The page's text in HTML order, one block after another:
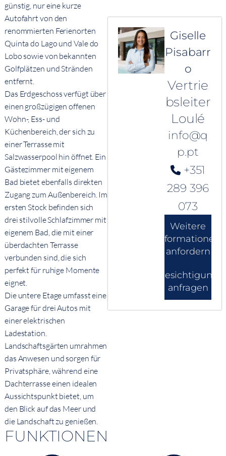
günstig, nur eine kurze
Autofahrt von den
renommierten Ferienorten
Quinta do Lago und Vale do
Lobo sowie von bekannten
Golfplätzen und Stränden
entfernt.
Das Erdgeschoss verfügt über
einen großzügigen offenen
Wohn-, Ess- und
Küchenbereich, der sich zu
einer Terrasse mit
Salzwasserpool hin öffnet. Ein
Gästezimmer mit eigenem
Bad bietet ebenfalls direkten
Zugang zum Außenbereich. Im
ersten Stock befinden sich
drei stilvolle Schlafzimmer mit
eigenem Bad, die mit einer
überdachten Terrasse
verbunden sind, die sich
perfekt für ruhige Momente
eignet.
Die untere Etage umfasst eine
Garage für drei Autos mit
einer elektrischen
Ladestation.
Landschaftsgärten umrahmen
das Anwesen und sorgen für
Privatsphäre, während eine
Dachterrasse einen idealen
Aussichtspunkt bietet, um
den Blick auf das Meer und
die Landschaft zu genießen.
Giselle
Pisabarr
o
Vertrie
bsleiter
Loulé
info@q
p.pt
+351
289 396
073
Weitere
Informationen
anfordern
Besichtigung
anfragen
FUNKTIONEN